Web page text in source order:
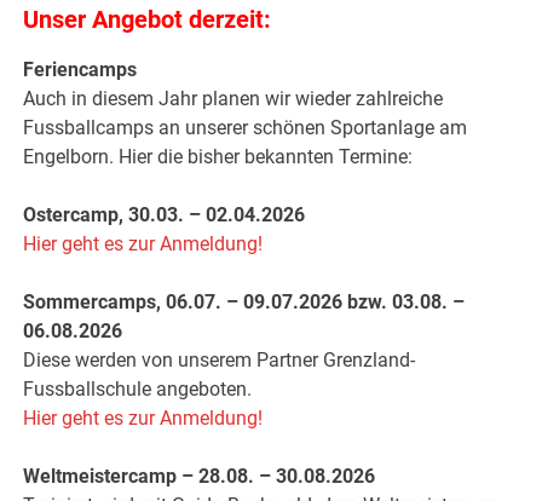
Unser Angebot derzeit:
Feriencamps
Auch in diesem Jahr planen wir wieder zahlreiche
Fussballcamps an unserer schönen Sportanlage am
Engelborn. Hier die bisher bekannten Termine:
Ostercamp, 30.03. – 02.04.2026
Hier geht es zur Anmeldung!
Sommercamps, 06.07. – 09.07.2026 bzw. 03.08. –
06.08.2026
Diese werden von unserem Partner Grenzland-
Fussballschule angeboten.
Hier geht es zur Anmeldung!
Weltmeistercamp – 28.08. – 30.08.2026